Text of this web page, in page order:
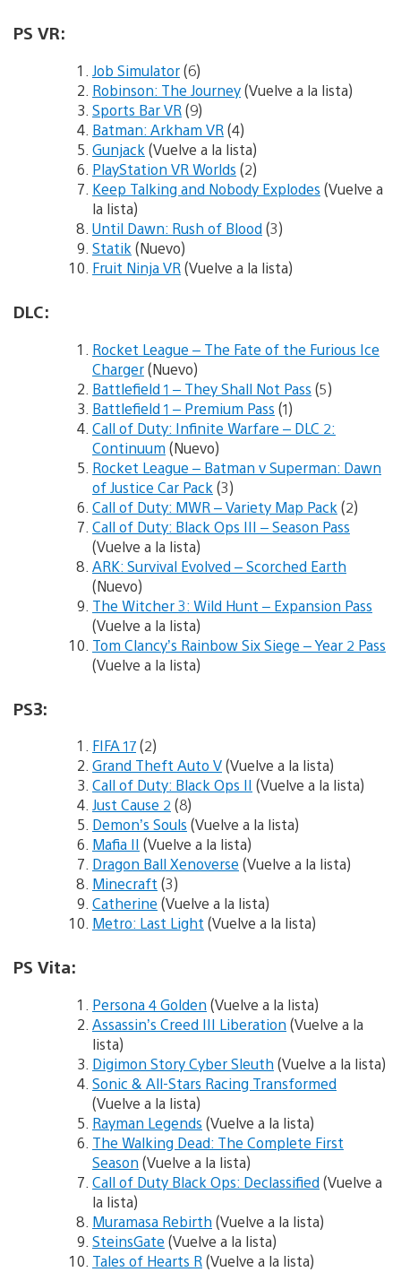
PS VR:
Job Simulator(6)
Robinson: The Journey(Vuelve a la lista)
Sports Bar VR(9)
Batman: Arkham VR(4)
Gunjack (Vuelve a la lista)
PlayStation VR Worlds (2)
Keep Talking and Nobody Explodes (Vuelve a
la lista)
Until Dawn: Rush of Blood (3)
Statik (Nuevo)
Fruit Ninja VR(Vuelve a la lista)
DLC:
Rocket League – The Fate of the Furious Ice
Charger(Nuevo)
Battlefield 1 – They Shall Not Pass (5)
Battlefield 1 – Premium Pass (1)
Call of Duty: Infinite Warfare – DLC 2:
Continuum (Nuevo)
Rocket League – Batman v Superman: Dawn
of Justice Car Pack (3)
Call of Duty: MWR – Variety Map Pack (2)
Call of Duty: Black Ops III – Season Pass
(Vuelve a la lista)
ARK: Survival Evolved – Scorched Earth
(Nuevo)
The Witcher 3: Wild Hunt – Expansion Pass
(Vuelve a la lista)
Tom Clancy’s Rainbow Six Siege – Year 2 Pass
(Vuelve a la lista)
PS3:
FIFA 17(2)
Grand Theft Auto V(Vuelve a la lista)
Call of Duty: Black Ops II (Vuelve a la lista)
Just Cause 2 (8)
Demon’s Souls (Vuelve a la lista)
Mafia II (Vuelve a la lista)
Dragon Ball Xenoverse (Vuelve a la lista)
Minecraft (3)
Catherine (Vuelve a la lista)
Metro: Last Light (Vuelve a la lista)
PS Vita:
Persona 4 Golden (Vuelve a la lista)
Assassin’s Creed III Liberation (Vuelve a la
lista)
Digimon Story Cyber Sleuth (Vuelve a la lista)
Sonic & All-Stars Racing Transformed
(Vuelve a la lista)
Rayman Legends (Vuelve a la lista)
The Walking Dead: The Complete First
Season (Vuelve a la lista)
Call of Duty Black Ops: Declassified (Vuelve a
la lista)
Muramasa Rebirth (Vuelve a la lista)
SteinsGate (Vuelve a la lista)
Tales of Hearts R(Vuelve a la lista)